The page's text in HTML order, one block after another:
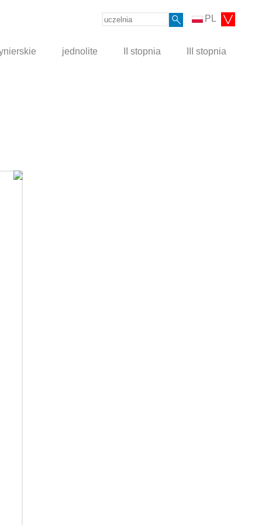
PL
jednolite II stopnia III stopnia